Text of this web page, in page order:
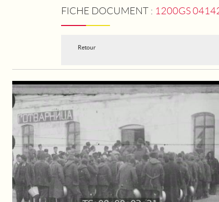
FICHE DOCUMENT : 1200GS 04142 -
Retour